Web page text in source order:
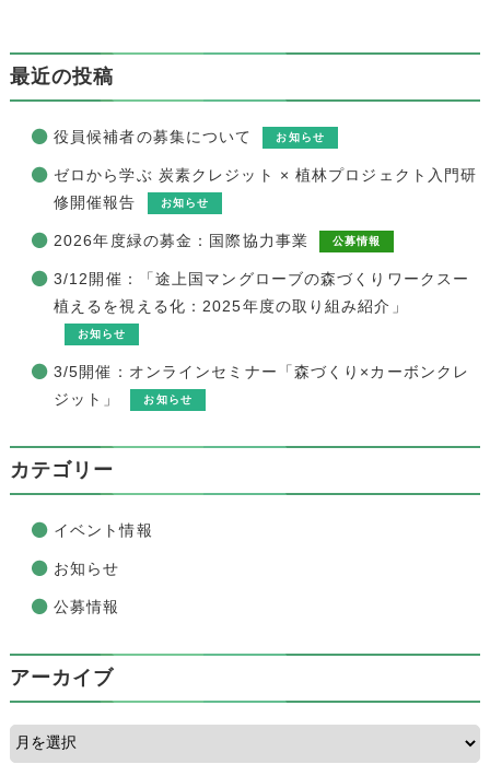
最近の投稿
役員候補者の募集について お知らせ
ゼロから学ぶ 炭素クレジット × 植林プロジェクト入門研
修開催報告
お知らせ
2026年度緑の募金：国際協力事業 公募情報
3/12開催：「途上国マングローブの森づくりワークスー
植えるを視える化：2025年度の取り組み紹介」
お知らせ
3/5開催：オンラインセミナー「森づくり×カーボンクレ
ジット」
お知らせ
カテゴリー
イベント情報
お知らせ
公募情報
アーカイブ